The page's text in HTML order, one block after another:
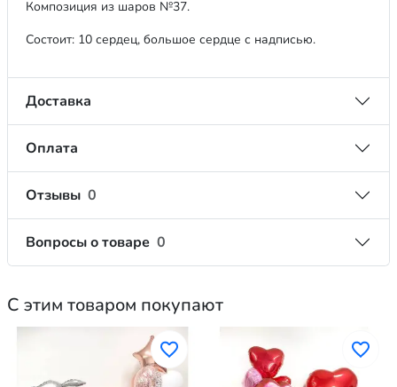
Композиция из шаров №37.
Состоит: 10 сердец, большое сердце с надписью.
Доставка
Оплата
Отзывы 0
Вопросы о товаре 0
С этим товаром покупают